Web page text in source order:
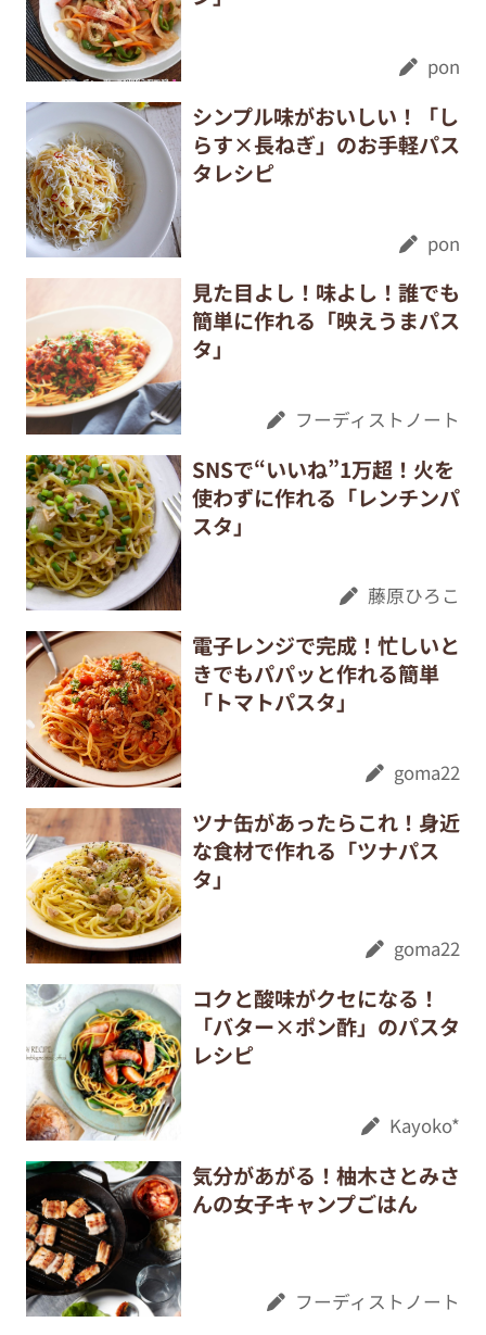
pon
シンプル味がおいしい！「し
らす×長ねぎ」のお手軽パス
タレシピ
pon
見た目よし！味よし！誰でも
簡単に作れる「映えうまパス
タ」
フーディストノート
SNSで“いいね”1万超！火を
使わずに作れる「レンチンパ
スタ」
藤原ひろこ
電子レンジで完成！忙しいと
きでもパパッと作れる簡単
「トマトパスタ」
goma22
ツナ缶があったらこれ！身近
な食材で作れる「ツナパス
タ」
goma22
コクと酸味がクセになる！
「バター×ポン酢」のパスタ
レシピ
Kayoko*
気分があがる！柚木さとみさ
んの女子キャンプごはん
フーディストノート